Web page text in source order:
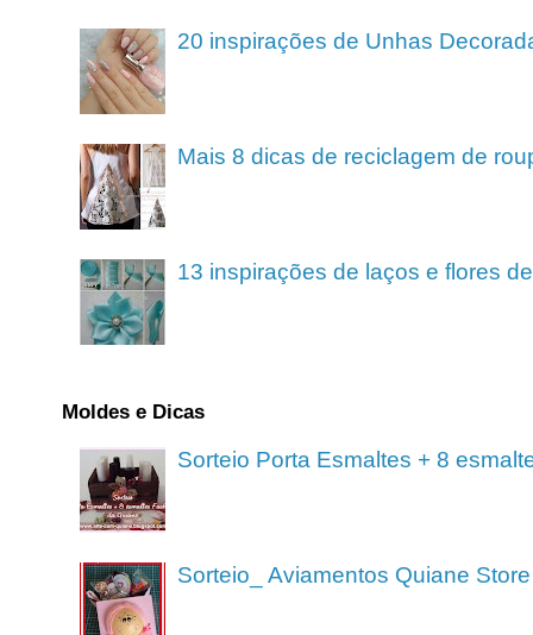
20 inspirações de Unhas
Mais 8 dicas de reciclagem de
13 inspirações de laços e flores
Moldes e Dicas
Sorteio Porta Esmaltes + 8
Sorteio_ Aviamentos Quiane Store